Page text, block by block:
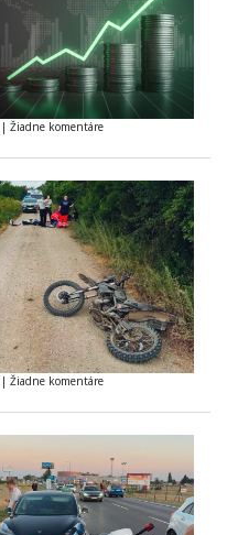
| Žiadne komentáre
| Žiadne komentáre